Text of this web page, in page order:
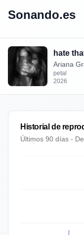
Sonando.es
hate
Ariana
petal
2026
Historial de
Últimos 90 días -